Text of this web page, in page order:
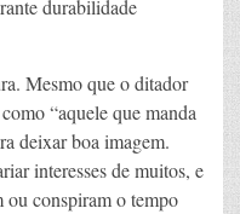
durabilidade
Mesmo que o ditador
“aquele que manda
deixar boa imagem.
interesses de muitos, e
ou conspiram o tempo